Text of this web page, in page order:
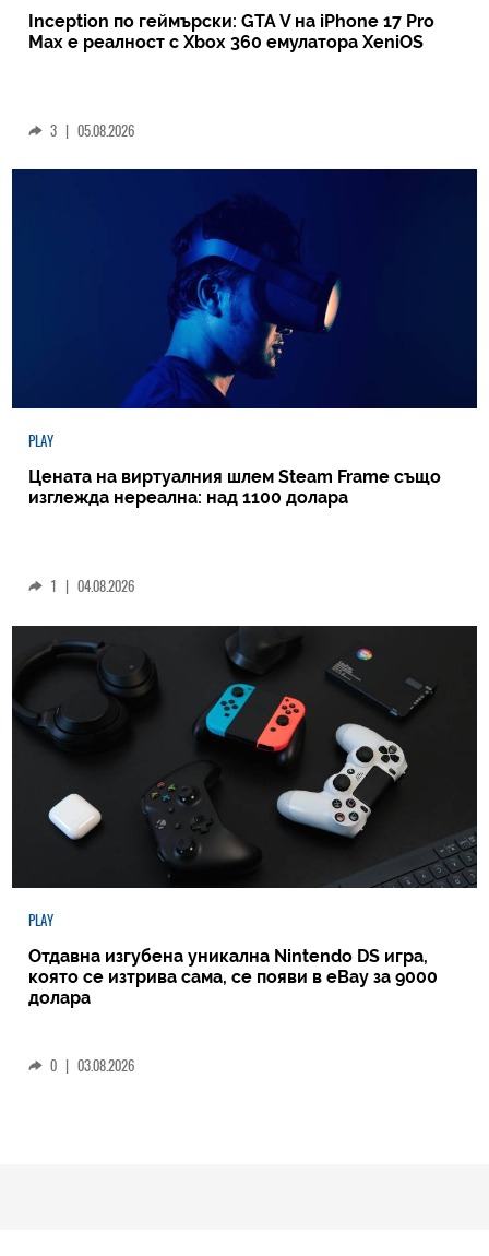
Inception по геймърски: GTA V на iPhone 17 Pro
Max е реалност с Xbox 360 емулатора XeniOS
3 | 05.08.2026
PLAY
Цената на виртуалния шлем Steam Frame също
изглежда нереална: над 1100 долара
1 04.08.2026
PLAY
Отдавна изгубена уникална Nintendo DS игра,
която се изтрива сама, се появи в eBay за 9000
долара
0 | 03.08.2026